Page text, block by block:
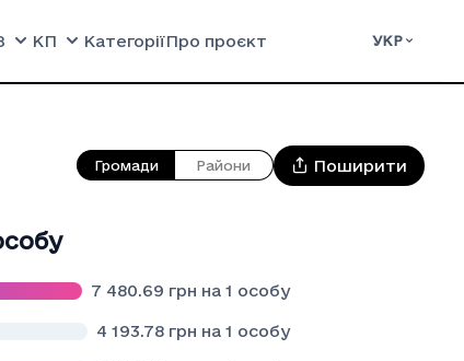
КП КатегоріїПро проєкт УКР
Громади Райони Поширити
7 480.69 грн на 1 особу
4 193.78 грн на 1 особу